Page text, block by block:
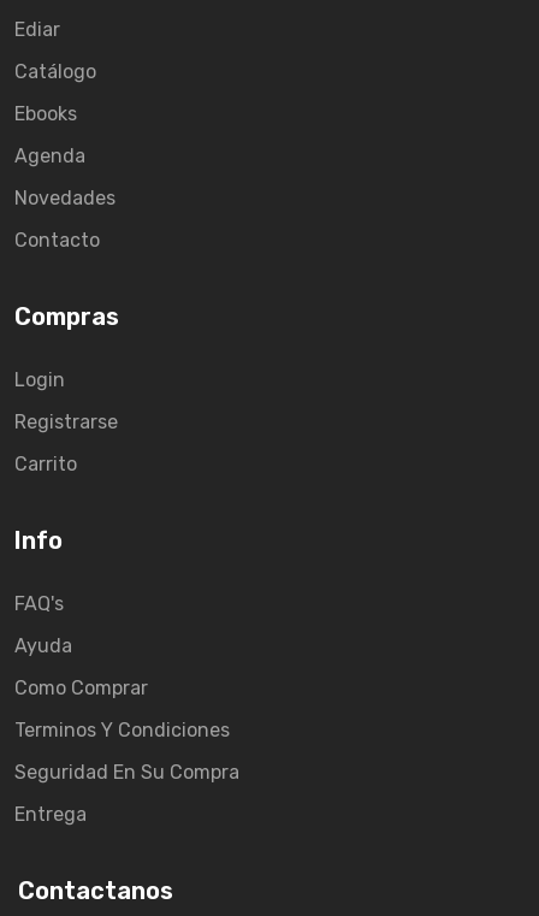
Ediar
Catálogo
Ebooks
Agenda
Novedades
Contacto
Compras
Login
Registrarse
Carrito
Info
FAQ's
Ayuda
Como Comprar
Terminos Y Condiciones
Seguridad En Su Compra
Entrega
Contactanos